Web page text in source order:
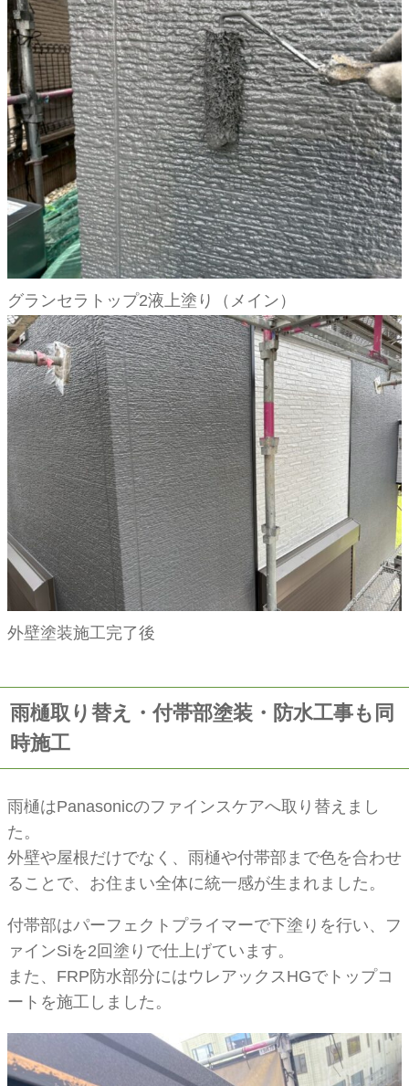
グランセラトップ2液上塗り（メイン）
外壁塗装施工完了後
雨樋取り替え・付帯部塗装・防水工事も同
時施工
雨樋はPanasonicのファインスケアへ取り替えまし
た。
外壁や屋根だけでなく、雨樋や付帯部まで色を合わせ
ることで、お住まい全体に統一感が生まれました。
付帯部はパーフェクトプライマーで下塗りを行い、フ
ァインSiを2回塗りで仕上げています。
また、FRP防水部分にはウレアックスHGでトップコ
ートを施工しました。